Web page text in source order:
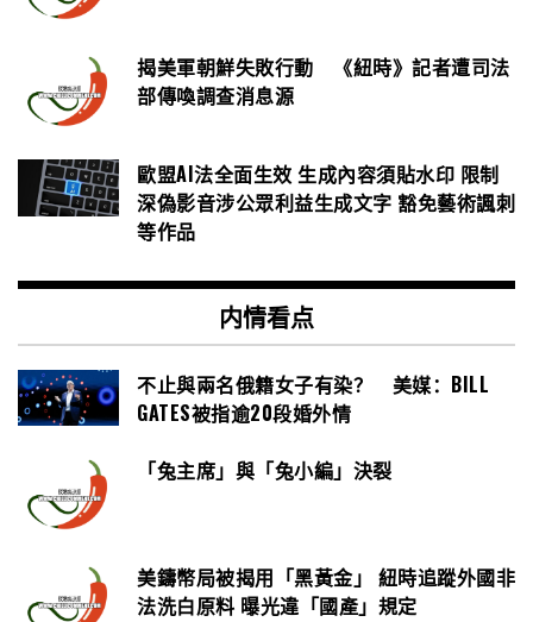
揭美軍朝鮮失敗行動 《紐時》記者遭司法
部傳喚調查消息源
歐盟AI法全面生效 生成內容須貼水印 限制
深偽影音涉公眾利益生成文字 豁免藝術諷刺
等作品
内情看点
不止與兩名俄籍女子有染？ 美媒：BILL
GATES被指逾20段婚外情
「兔主席」與「兔小編」決裂
美鑄幣局被揭用「黑黃金」 紐時追蹤外國非
法洗白原料 曝光違「國產」規定